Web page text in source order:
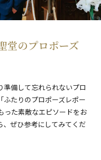
堂のプロポーズ
準備して忘れられないプロ
ふたりのプロポーズレポー
った素敵なエピソードをお
、ぜひ参考にしてみてくだ